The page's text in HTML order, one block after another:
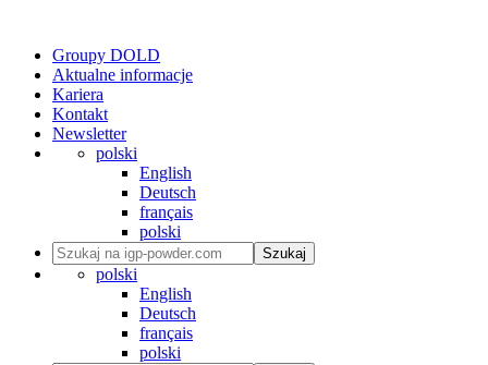
Groupy DOLD
Aktualne informacje
Kariera
Kontakt
Newsletter
polski
English
Deutsch
français
polski
Szukaj
polski
English
Deutsch
français
polski